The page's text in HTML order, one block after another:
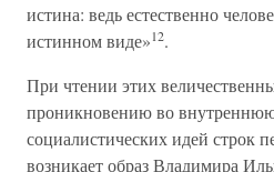
истина: ведь естественно
истинном виде»12.
При чтении этих
проникновению во
социалистических идей строк
возникает образ Владимира